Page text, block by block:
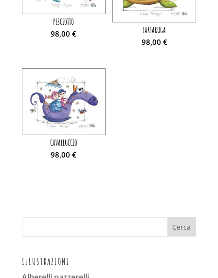
PESCIOTTO
98,00€
TARTARUGA
98,00 €
CAVALLUCCIO
98,00€
ILLUSTRAZIONI